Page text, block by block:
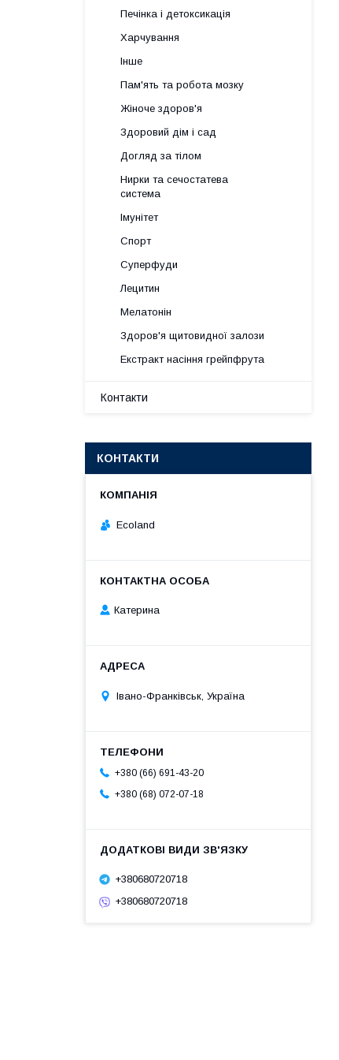
Печінка і детоксикація
Харчування
Інше
Пам'ять та робота мозку
Жіноче здоров'я
Здоровий дім і сад
Догляд за тілом
Нирки та сечостатева
система
Імунітет
Спорт
Суперфуди
Лецитин
Мелатонін
Здоров'я щитовидної залози
Екстракт насіння грейпфрута
Контакти
КОНТАКТИ
Ecoland
Катерина
Івано-Франківськ, Україна
+380 (66) 691-43-20
+380 (68) 072-07-18
+380680720718
+380680720718